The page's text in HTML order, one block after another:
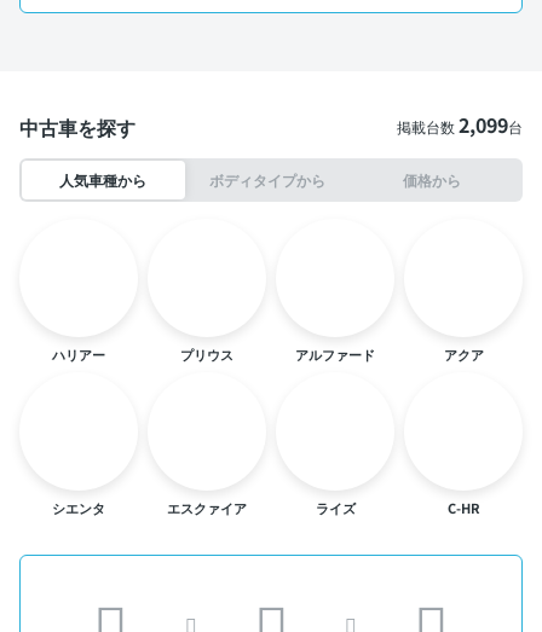
中古車を探す 掲載台数2,099台
人気車種から ボディタイプから 価格から
ハリアー プリウス アルファード アクア
シエンタ エスクァイア ライズ C-HR